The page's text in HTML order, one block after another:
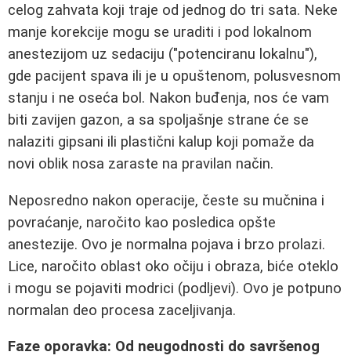
celog zahvata koji traje od jednog do tri sata. Neke
manje korekcije mogu se uraditi i pod lokalnom
anestezijom uz sedaciju ("potenciranu lokalnu"),
gde pacijent spava ili je u opuštenom, polusvesnom
stanju i ne oseća bol. Nakon buđenja, nos će vam
biti zavijen gazon, a sa spoljašnje strane će se
nalaziti gipsani ili plastični kalup koji pomaže da
novi oblik nosa zaraste na pravilan način.
Neposredno nakon operacije, česte su mučnina i
povraćanje, naročito kao posledica opšte
anestezije. Ovo je normalna pojava i brzo prolazi.
Lice, naročito oblast oko očiju i obraza, biće oteklo
i mogu se pojaviti modrici (podljevi). Ovo je potpuno
normalan deo procesa zaceljivanja.
Faze oporavka: Od neugodnosti do savršenog